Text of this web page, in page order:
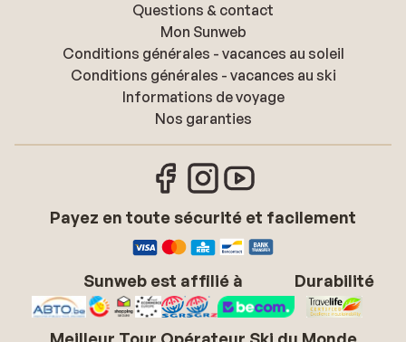
Questions & contact
Mon Sunweb
Conditions générales - vacances au soleil
Conditions générales - vacances au ski
Informations de voyage
Nos garanties
Payez en toute sécurité et facilement
Sunweb est affilié à Durabilité